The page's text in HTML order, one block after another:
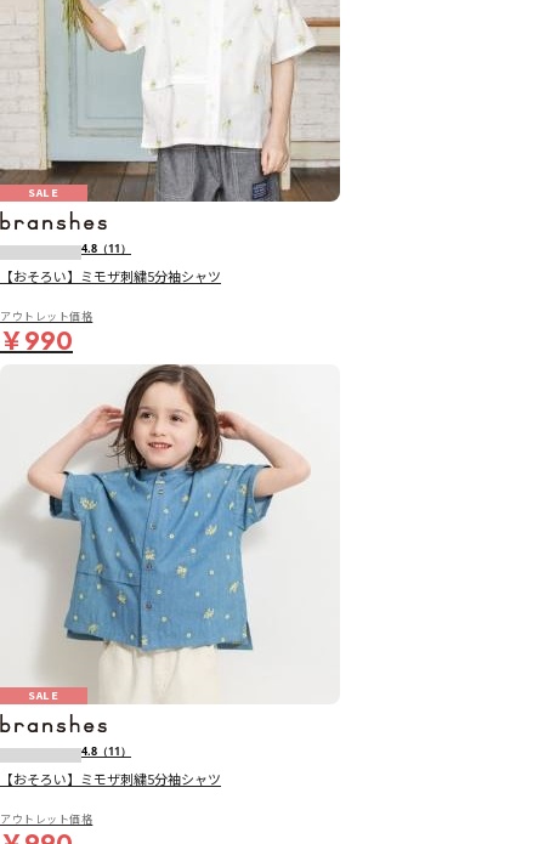
SALE
4.8 （11）
【おそろい】ミモザ刺繍5分袖シャツ
アウトレット価格
￥990
SALE
4.8 （11）
【おそろい】ミモザ刺繍5分袖シャツ
アウトレット価格